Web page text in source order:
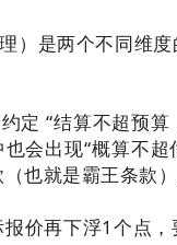
）是两个不同维
定 “结算不超预
会出现“概算不
也就是霸王条款）
价再下浮1个点